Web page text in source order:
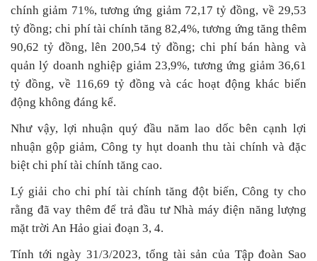
chính giảm 71%, tương ứng giảm 72,17 tỷ đồng, về 29,53
tỷ đồng; chi phí tài chính tăng 82,4%, tương ứng tăng thêm
90,62 tỷ đồng, lên 200,54 tỷ đồng; chi phí bán hàng và
quản lý doanh nghiệp giảm 23,9%, tương ứng giảm 36,61
tỷ đồng, về 116,69 tỷ đồng và các hoạt động khác biến
động không đáng kể.
Như vậy, lợi nhuận quý đầu năm lao dốc bên cạnh lợi
nhuận gộp giảm, Công ty hụt doanh thu tài chính và đặc
biệt chi phí tài chính tăng cao.
Lý giải cho chi phí tài chính tăng đột biến, Công ty cho
rằng đã vay thêm để trả đầu tư Nhà máy điện năng lượng
mặt trời An Hảo giai đoạn 3, 4.
Tính tới ngày 31/3/2023, tổng tài sản của Tập đoàn Sao